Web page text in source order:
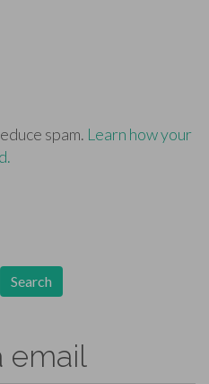
spam. Learn how your
email